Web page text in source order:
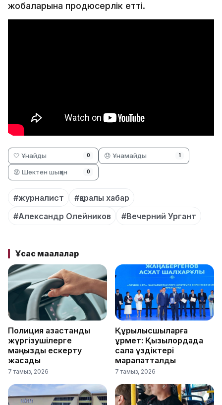
жобаларына продюсерлік етті.
🤍 Ұнайды 0 😞 Ұнамайды 1
😡 Шектен шыққан 0
#журналист
#қаралы хабар
#Александр Олейников
#Вечерний Ургант
Ұқсас мақалалар
Полиция қазақстандық
жүргізушілерге
маңызды ескерту
жасады
7 тамыз, 2026
Құрылысшыларға
құрмет: Қызылордада
сала үздіктері
марапатталды
7 тамыз, 2026